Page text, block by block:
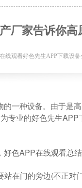
先生APP下载用车
先生APP下载桌椅
厂家告诉你
线观看好色先生APP下载设备
设备。由于是高原
专业的好色先生
，好色APP在线观看总结
的旁边(不正对门)